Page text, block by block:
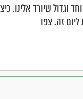
וגדול שיורד אלינו.
זה. צפו